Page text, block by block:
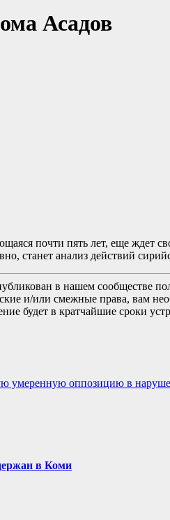
Асадов
почти пять лет, еще ждет
станет анализ действий
в нашем сообществе
и/или смежные права, вам
будет в кратчайшие сроки
умеренную оппозицию в
в Коми